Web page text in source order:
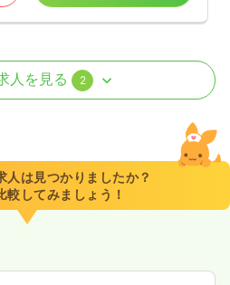
オンコールあり
人を見る 2
人は見つかりましたか？
較してみましょう！